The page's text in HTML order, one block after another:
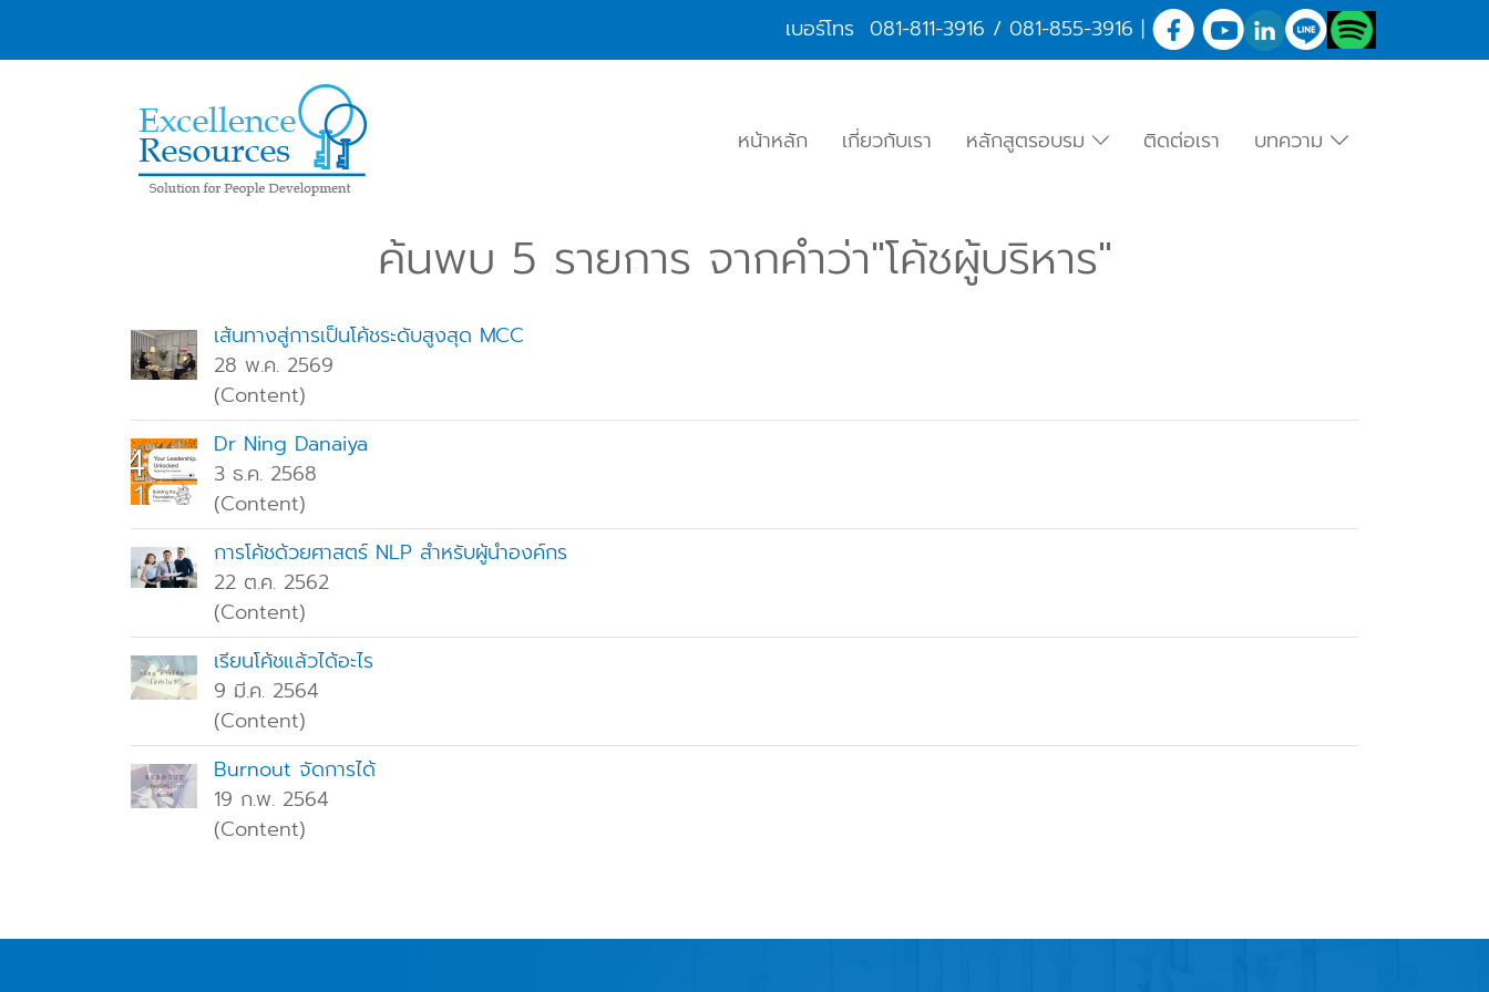
เบอร์โทร 081-811-3916 / 081-855-3916 |
หน้าหลัก เกี่ยวกับเรา หลักสูตรอบรม ติดต่อเรา บทความ
ค้นพบ 5 รายการ จากคำว่า"โค้ชผู้บริหาร"
เส้นทางสู่การเป็นโค้ชระดับสูงสุด MCC
28 พ.ค. 2569
(Content)
Dr Ning Danaiya
3 ธ.ค. 2568
(Content)
การโค้ชด้วยศาสตร์ NLP สำหรับผู้นำองค์กร
22 ต.ค. 2562
(Content)
เรียนโค้ชแล้วได้อะไร
9 มี.ค. 2564
(Content)
Burnout จัดการได้
19 ก.พ. 2564
(Content)